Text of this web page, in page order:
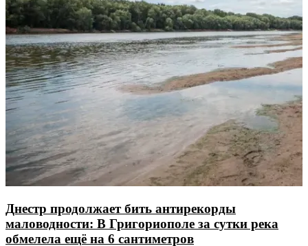
Днестр продолжает бить антирекорды
маловодности: В Григориополе за сутки река
обмелела ещё на 6 сантиметров